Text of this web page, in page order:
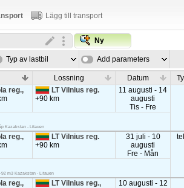
Lägg till transport
Ny
Typ av lastbil Add parameters
Lossning Datum
reg.,
LT Vilnius reg.
+90 km
11 augusti - 14
augusti
Tis - Fre
Kazakstan - Litauen
reg.,
LT Vilnius reg.
+90 km
31 juli - 10
augusti
Fre - Mån
92 m3 Kazakstan - Litauen
reg.,
LT Vilnius reg.,
10 augusti - 12